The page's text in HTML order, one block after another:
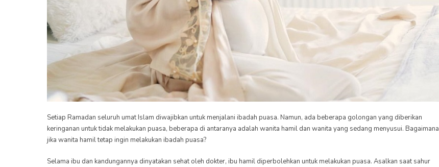
Setiap Ramadan seluruh umat Islam diwajibkan untuk menjalani ibadah puasa. Namun, ada beberapa golongan yang diberikan
keringanan untuk tidak melakukan puasa, beberapa di antaranya adalah wanita hamil dan wanita yang sedang menyusui. Bagaimana
jika wanita hamil tetap ingin melakukan ibadah puasa?
Selama ibu dan kandungannya dinyatakan sehat oleh dokter, ibu hamil diperbolehkan untuk melakukan puasa. Asalkan saat sahur